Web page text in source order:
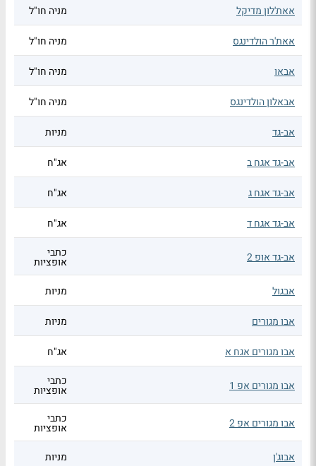
אאת'לון מדיקל מניה חו"ל
אאת'ר הולדינגס מניה חו"ל
אבאו מניה חו"ל
אבאלון הולדינגס מניה חו"ל
אב-גד מניות
אב-גד אגח ב אג"ח
אב-גד אגח ג אג"ח
אב-גד אגח ד אג"ח
אב-גד אופ 2 כתבי
אופציות
אבגול
מניות
אבו מגורים מניות
אבו מגורים אגח א אג"ח
אבו מגורים אפ 1 כתבי
אופציות
אבו מגורים אפ 2 כתבי
אופציות
אבוג'ן
מניות